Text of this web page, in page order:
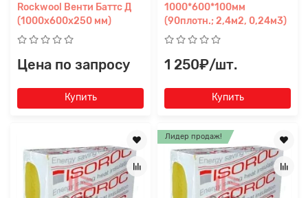
Rockwool Венти Баттс Д
(1000х600х250 мм)
Цена по запросу
Купить
1000*600*100мм
(90плотн.; 2,4м2, 0,24м3)
1 250₽/шт.
Купить
Лидер продаж!